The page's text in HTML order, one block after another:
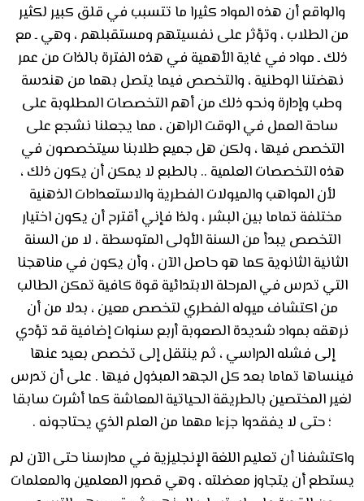
والواقع أن هذه المواد كثيرا ما تتسبب في قلق كبير لكثير
من الطلاب ، وتؤثر على نفسيتهم ومستقبلهم ، وهي ـ مع
ذلك ـ مواد في غاية الأهمية في هذه الفترة بالذات من عمر
نهضتنا الوطنية ، والتخصص فيما يتصل بهما من هندسة
وطب وإدارة ونحو ذلك من أهم التخصصات المطلوبة على
ساحة العمل في الوقت الراهن ، مما يجعلنا نشجع على
التخصص فيها ، ولكن هل جميع طلابنا سيتخصصون في
هذه التخصصات العلمية .. بالطبع لا يمكن أن يكون ذلك ،
لأن المواهب والميولات الفطرية والاستعدادات الذهنية
مختلفة تماما بين البشر ، ولذا فإني أقترح أن يكون اختيار
التخصص يبدأ من السنة الأولى المتوسطة ، لا من السنة
الثانية الثانوية كما هو حاصل الآن ، وأن يكون في مناهجنا
التي تدرس في المرحلة الابتدائية قوة كافية تمكن الطالب
من اكتشاف ميوله الفطري لتخصص معين ، بدلا من أن
نرهقه بمواد شديدة الصعوبة أربع سنوات إضافية قد تؤدي
إلى فشله الدراسي ، ثم ينتقل إلى تخصص بعيد عنها
فينساها تماما بعد كل الجهد المبذول فيها . على أن تدرس
لغير المختصين بالطريقة الحياتية المعاشة كما أشرت سابقا
؛ حتى لا يفقدوا جزءا مهما من العلم الذي يحتاجونه .
واكتشفنا أن تعليم اللغة الإنجليزية في مدارسنا حتى الآن لم
يستطع أن يتجاوز معضلته ، وهي قصور المعلمين والمعلمات